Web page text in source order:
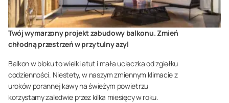
Twój wymarzony projekt zabudowy balkonu. Zmień
chłodną przestrzeń w przytulny azyl
Balkon w bloku to wielki atut i mała ucieczka od zgiełku
codzienności. Niestety, w naszym zmiennym klimacie z
uroków porannej kawy na świeżym powietrzu
korzystamy zaledwie przez kilka miesięcy w roku.